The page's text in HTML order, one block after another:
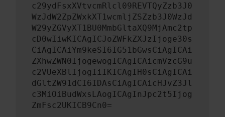
c29ydFsxXVtvcmRlcl09REVTQyZzb3J0
WzJdW2ZpZWxkXT1wcmljZSZzb3J0WzJd
W29yZGVyXT1BU0MmbGltaXQ9MjAmc2tp
cD0wIiwKICAgICJoZWFkZXJzIjoge30s
CiAgICAiYm9keSI6IG51bGwsCiAgICAi
ZXhwZWN0IjogewogICAgICAicmVzcG9u
c2VUeXBlIjogIiIKICAgIH0sCiAgICAi
dGltZW91dCI6IDAsCiAgICAicHJvZ3Jl
c3MiOiBudWxsLAogICAgInJpc2t5Ijog
ZmFsc2UKICB9Cn0=